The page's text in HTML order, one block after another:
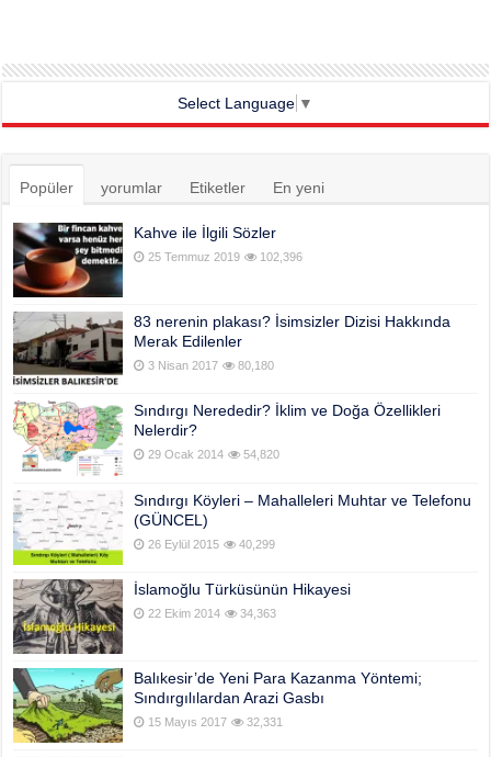
Select Language ▼
Popüler yorumlar Etiketler En yeni
Kahve ile İlgili Sözler
25 Temmuz 2019 102,396
83 nerenin plakası? İsimsizler Dizisi Hakkında
Merak Edilenler
3 Nisan 2017 80,180
Sındırgı Nerededir? İklim ve Doğa Özellikleri
Nelerdir?
29 Ocak 2014 54,820
Sındırgı Köyleri – Mahalleleri Muhtar ve Telefonu
(GÜNCEL)
26 Eylül 2015 40,299
İslamoğlu Türküsünün Hikayesi
22 Ekim 2014 34,363
Balıkesir’de Yeni Para Kazanma Yöntemi;
Sındırgılılardan Arazi Gasbı
15 Mayıs 2017 32,331